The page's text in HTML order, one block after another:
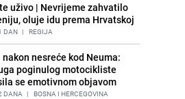
uživo | Nevrijeme zahvatilo
oluje idu prema Hrvatskoj
DAN | REGIJA
nakon nesreće kod Neuma:
poginulog motocikliste
se emotivnom objavom
DANA | BOSNA I HERCEGOVINA